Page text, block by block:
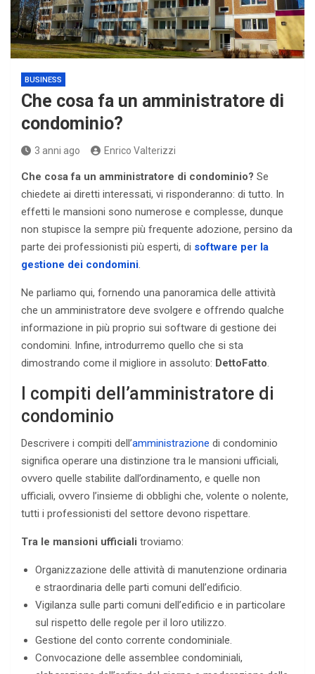
BUSINESS
Che cosa fa un amministratore di
condominio?
3 anni ago Enrico Valterizzi
Che cosa fa un amministratore di condominio? Se
chiedete ai diretti interessati, vi risponderanno: di tutto. In
effetti le mansioni sono numerose e complesse, dunque
non stupisce la sempre più frequente adozione, persino da
parte dei professionisti più esperti, di software per la
gestione dei condomini.
Ne parliamo qui, fornendo una panoramica delle attività
che un amministratore deve svolgere e offrendo qualche
informazione in più proprio sui software di gestione dei
condomini. Infine, introdurremo quello che si sta
dimostrando come il migliore in assoluto: DettoFatto.
I compiti dell’amministratore di
condominio
Descrivere i compiti dell’amministrazione di condominio
significa operare una distinzione tra le mansioni ufficiali,
ovvero quelle stabilite dall’ordinamento, e quelle non
ufficiali, ovvero l’insieme di obblighi che, volente o nolente,
tutti i professionisti del settore devono rispettare.
Tra le mansioni ufficiali troviamo:
Organizzazione delle attività di manutenzione ordinaria
e straordinaria delle parti comuni dell’edificio.
Vigilanza sulle parti comuni dell’edificio e in particolare
sul rispetto delle regole per il loro utilizzo.
Gestione del conto corrente condominiale.
Convocazione delle assemblee condominiali,